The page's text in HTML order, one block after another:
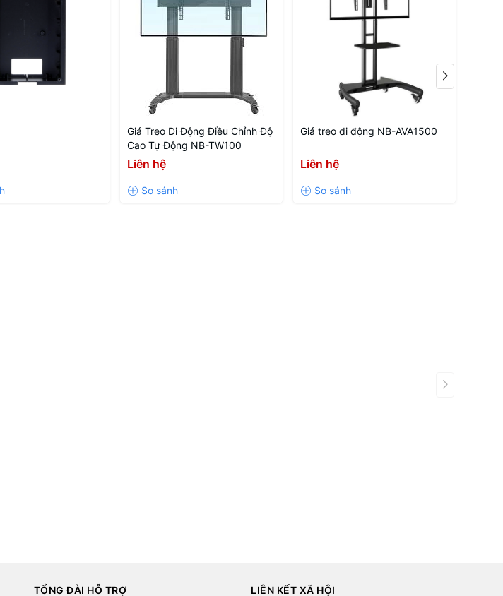
Giá Treo Di Động Điều Chỉnh Độ
Cao Tự Động NB-TW100
Liên hệ
Giá treo di động NB-AVA1500
Liên hệ
TỔNG ĐÀI HỖ TRỢ LIÊN KẾT XÃ HỘI